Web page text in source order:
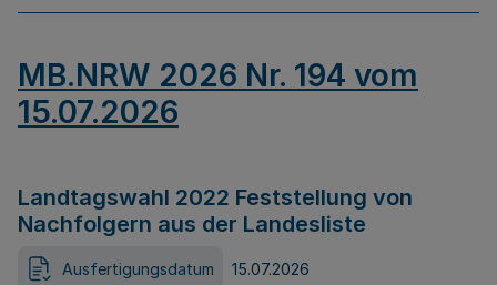
MB.NRW 2026 Nr. 194 vom
15.07.2026
Landtagswahl 2022 Feststellung von
Nachfolgern aus der Landesliste
Ausfertigungsdatum 15.07.2026